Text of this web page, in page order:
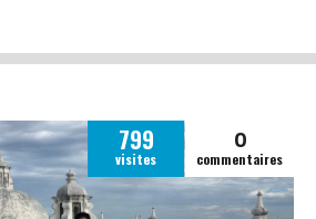
799
visites
0
commentaires